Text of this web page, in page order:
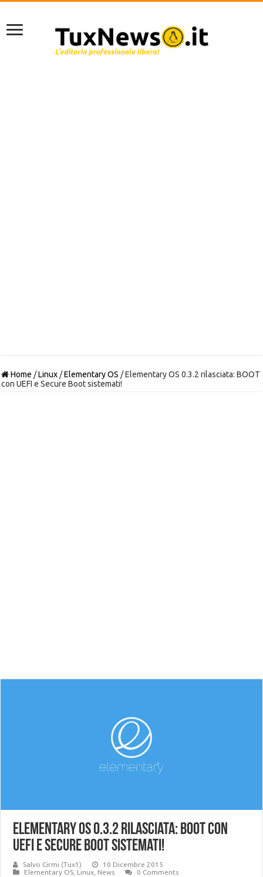
Home /Linux /Elementary OS /Elementary OS 0.3.2 rilasciata: BOOT
con UEFI e Secure Boot sistemati!
Elementary OS 0.3.2 rilasciata: BOOT con
UEFI e Secure Boot sistemati!
Salvo Cirmi (Tux1)
10 Dicembre 2015
Elementary OS Linux News 0 Comments